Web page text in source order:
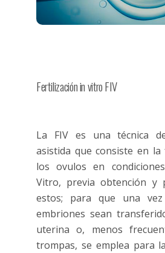
Fertilización in vitro FIV
La FIV es una técnica
asistida que consiste en la
los ovulos en
Vitro, previa obtención y
estos; para que una
embriones sean
uterina o, menos
trompas, se emplea para